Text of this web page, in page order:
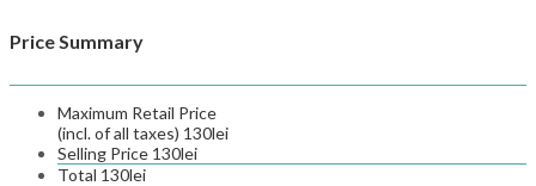
Price Summary
Maximum Retail Price
(incl. of all taxes) 130lei
Selling Price 130lei
Total 130lei